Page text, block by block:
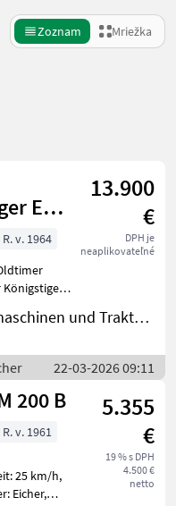
Zoznam Mriežka
EM
13.900
€
DPH je
neaplikovateľné
R. v. 1964
Königstiger!
Wolf Landmaschinen und Traktorhandel
22-03-2026 09:11
200 B
5.355
€
19 % s DPH
4.500 €
netto
R. v. 1961
25 km/h,
Eicher,